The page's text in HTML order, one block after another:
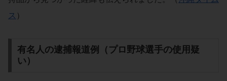
ス ）
有名人の逮捕報道例（プロ野球選手の使用疑
い）